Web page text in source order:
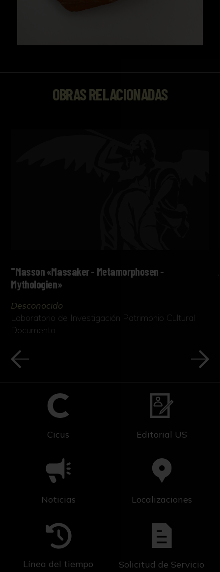
OBRAS RELACIONADAS
"Masson «Massaker - Metamorphosen -
Mythologien»
Desconocido
Laboratorio de Investigación Patrimonio Cultural
Documento
Cicus Editorial US
Noticias Localizaciones
Línea del tiempo Solicitud de Servicio